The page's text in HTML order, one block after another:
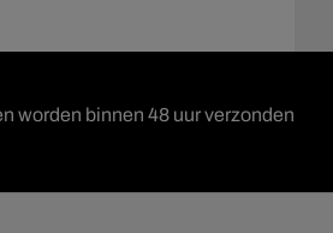
worden binnen 48 uur verzonden